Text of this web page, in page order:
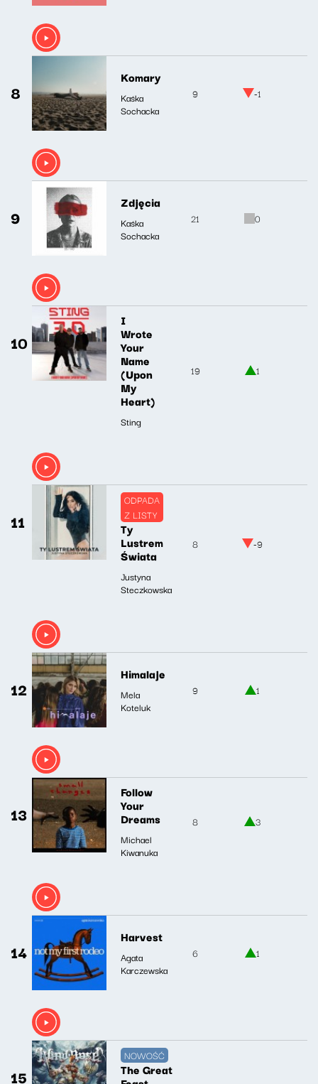
8
Komary
Kaśka
Sochacka
9 -1
9
Zdjęcia
Kaśka
Sochacka
21 0
10
I
Wrote
Your
Name
(Upon
My
Heart)
Sting
19 1
11
ODPADA
Z LISTY
Ty
Lustrem
Świata
Justyna
Steczkowska
8 -9
12
Himalaje
Mela
Koteluk
9 1
13
Follow
Your
Dreams
Michael
Kiwanuka
8 3
14
Harvest
Agata
Karczewska
6 1
15
NOWOŚĆ
The Great